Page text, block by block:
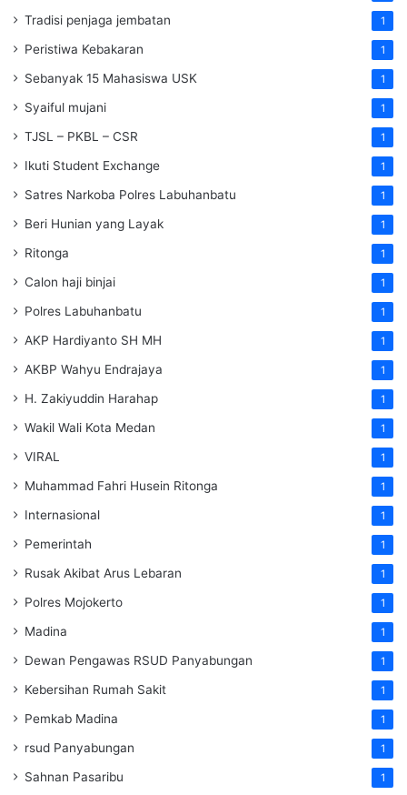
Tradisi penjaga jembatan 1
Peristiwa Kebakaran 1
Sebanyak 15 Mahasiswa USK 1
Syaiful mujani 1
TJSL – PKBL – CSR 1
Ikuti Student Exchange 1
Satres Narkoba Polres Labuhanbatu 1
Beri Hunian yang Layak 1
Ritonga 1
Calon haji binjai 1
Polres Labuhanbatu 1
AKP Hardiyanto SH MH 1
AKBP Wahyu Endrajaya 1
H. Zakiyuddin Harahap 1
Wakil Wali Kota Medan 1
VIRAL 1
Muhammad Fahri Husein Ritonga 1
Internasional 1
Pemerintah 1
Rusak Akibat Arus Lebaran 1
Polres Mojokerto 1
Madina 1
Dewan Pengawas RSUD Panyabungan 1
Kebersihan Rumah Sakit 1
Pemkab Madina 1
rsud Panyabungan 1
Sahnan Pasaribu 1